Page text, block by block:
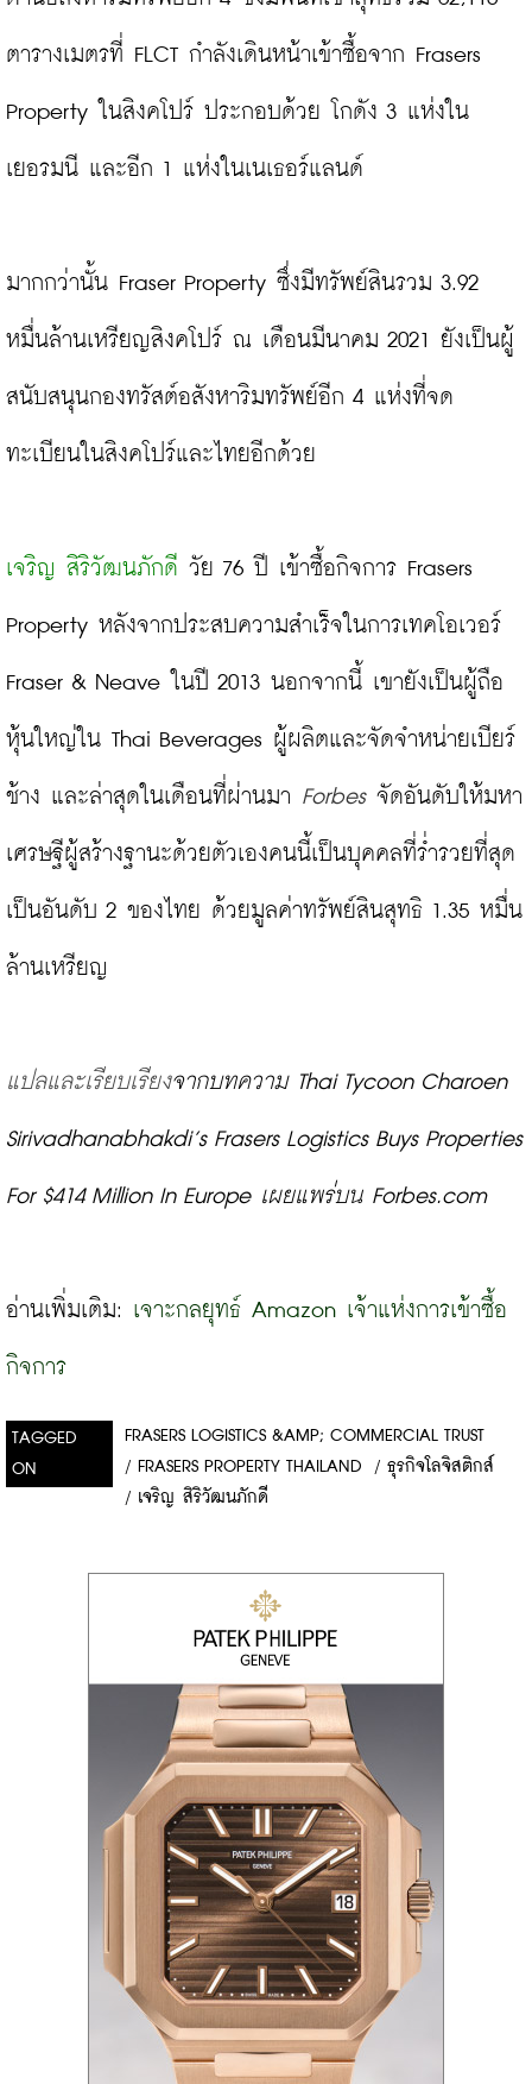
ตารางเมตรที่ FLCT กำลังเดินหน้าเข้าซื้อจาก Frasers
Property ในสิงคโปร์ ประกอบด้วย โกดัง 3 แห่งใน
เยอรมนี และอีก 1 แห่งในเนเธอร์แลนด์
มากกว่านั้น Fraser Property ซึ่งมีทรัพย์สินรวม 3.92
หมื่นล้านเหรียญสิงคโปร์ ณ เดือนมีนาคม 2021 ยังเป็นผู้
สนับสนุนกองทรัสต์อสังหาริมทรัพย์อีก 4 แห่งที่จด
ทะเบียนในสิงคโปร์และไทยอีกด้วย
เจริญ สิริวัฒนภักดี วัย 76 ปี เข้าซื้อกิจการ Frasers
Property หลังจากประสบความสำเร็จในการเทคโอเวอร์
Fraser & Neave ในปี 2013 นอกจากนี้ เขายังเป็นผู้ถือ
หุ้นใหญ่ใน Thai Beverages ผู้ผลิตและจัดจำหน่ายเบียร์
ช้าง และล่าสุดในเดือนที่ผ่านมา Forbes จัดอันดับให้มหา
เศรษฐีผู้สร้างฐานะด้วยตัวเองคนนี้เป็นบุคคลที่ร่ำรวยที่สุด
เป็นอันดับ 2 ของไทย ด้วยมูลค่าทรัพย์สินสุทธิ 1.35 หมื่น
ล้านเหรียญ
แปลและเรียบเรียงจากบทความ Thai Tycoon Charoen
Sirivadhanabhakdi’s Frasers Logistics Buys Properties
For $414 Million In Europe เผยแพร่บน Forbes.com
อ่านเพิ่มเติม: เจาะกลยุทธ์ Amazon เจ้าแห่งการเข้าซื้อ
กิจการ
TAGGED
ON
FRASERS LOGISTICS &AMP; COMMERCIAL TRUST
/ FRASERS PROPERTY THAILAND / ธุรกิจโลจิสติกส์
/ เจริญ สิริวัฒนภักดี